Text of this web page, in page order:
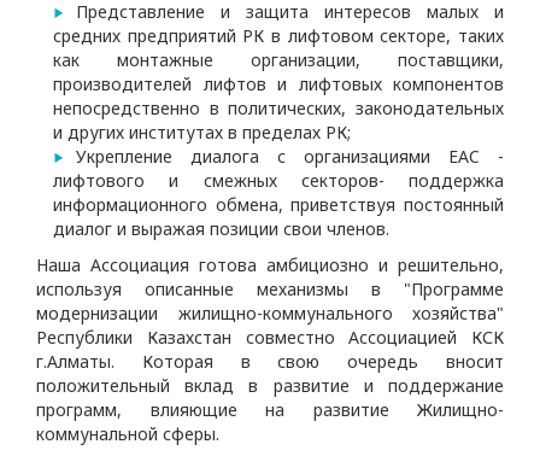
Представление и защита интересов малых и
средних предприятий РК в лифтовом секторе, таких
как монтажные организации, поставщики,
производителей лифтов и лифтовых компонентов
непосредственно в политических, законодательных
и других институтах в пределах РК;
Укрепление диалога с организациями EAC -
лифтового и смежных секторов- поддержка
информационного обмена, приветствуя постоянный
диалог и выражая позиции свои членов.
Наша Ассоциация готова амбициозно и решительно,
используя описанные механизмы в "Программе
модернизации жилищно-коммунального хозяйства"
Республики Казахстан совместно Ассоциацией КСК
г.Алматы. Которая в свою очередь вносит
положительный вклад в развитие и поддержание
программ, влияющие на развитие Жилищно-
коммунальной сферы.